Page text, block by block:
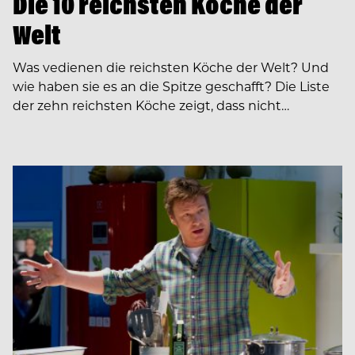
Welt
Was vedienen die reichsten Köche der Welt? Und
wie haben sie es an die Spitze geschafft? Die Liste
der zehn reichsten Köche zeigt, dass nicht…